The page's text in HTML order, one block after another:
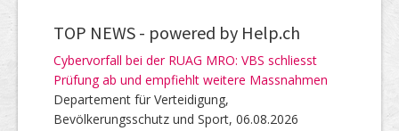
TOP NEWS - powered by Help.ch
Cybervorfall bei der RUAG MRO: VBS schliesst
Prüfung ab und empfiehlt weitere Massnahmen
Departement für Verteidigung,
Bevölkerungsschutz und Sport, 06.08.2026